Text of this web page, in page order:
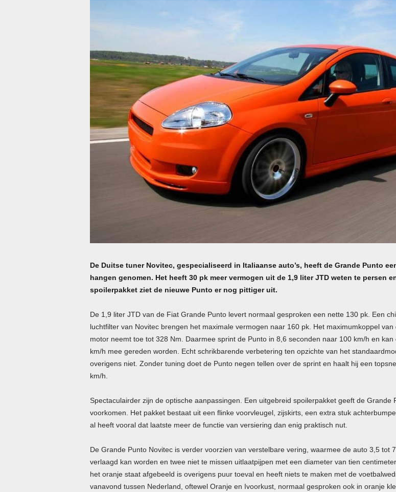
De Duitse tuner Novitec, gespecialiseerd in Italiaanse auto’s, heeft de Grande Punto
hangen genomen. Het heeft 30 pk meer vermogen uit de 1,9 liter JTD weten te persen
spoilerpakket ziet de nieuwe Punto er nog pittiger uit.
De 1,9 liter JTD van de Fiat Grande Punto levert normaal gesproken een nette 130 pk. Een
luchtfilter van Novitec brengen het maximale vermogen naar 160 pk. Het maximumkoppel van
motor neemt toe tot 328 Nm. Daarmee sprint de Punto in 8,6 seconden naar 100 km/h en
km/h mee gereden worden. Echt schrikbarende verbetering ten opzichte van het
overigens niet. Zonder tuning doet de Punto negen tellen over de sprint en haalt hij een
km/h.
Spectaculairder zijn de optische aanpassingen. Een uitgebreid spoilerpakket geeft de Grande
voorkomen. Het pakket bestaat uit een flinke voorvleugel, zijskirts, een extra stuk
al heeft vooral dat laatste meer de functie van versiering dan enig praktisch nut.
De Grande Punto Novitec is verder voorzien van verstelbare vering, waarmee de auto 3,5 tot
verlaagd kan worden en twee niet te missen uitlaatpijpen met een diameter van tien
het oranje staat afgebeeld is overigens puur toeval en heeft niets te maken met de
vanavond tussen Nederland, oftewel Oranje en Ivoorkust, normaal gesproken ook in oranje